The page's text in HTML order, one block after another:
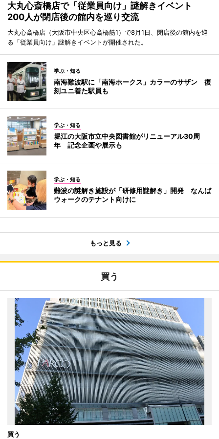
大丸心斎橋店で「従業員向け」謎解きイベント
200人が閉店後の館内を巡り交流
大丸心斎橋店（大阪市中央区心斎橋筋1）で8月1日、閉店後の館内を巡
る「従業員向け」謎解きイベントが開催された。
学ぶ・知る
南海難波駅に「南海ホークス」カラーのサザン 復
刻ユニ着た駅員も
学ぶ・知る
堀江の大阪市立中央図書館がリニューアル30周
年 記念企画や展示も
学ぶ・知る
難波の謎解き施設が「研修用謎解き」開発 なんば
ウォークのテナント向けに
もっと見る
買う
買う